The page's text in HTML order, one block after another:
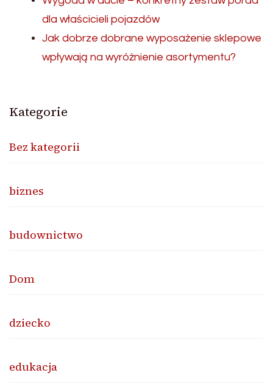
dla właścicieli pojazdów
Jak dobrze dobrane wyposażenie sklepowe
wpływają na wyróżnienie asortymentu?
Kategorie
Bez kategorii
biznes
budownictwo
Dom
dziecko
edukacja